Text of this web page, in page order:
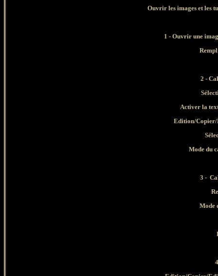
Ouvrir les images et les
1 - Ouvrir une
2 -
Activer la
Edition/Copier/
Mode du
3 -
Mode